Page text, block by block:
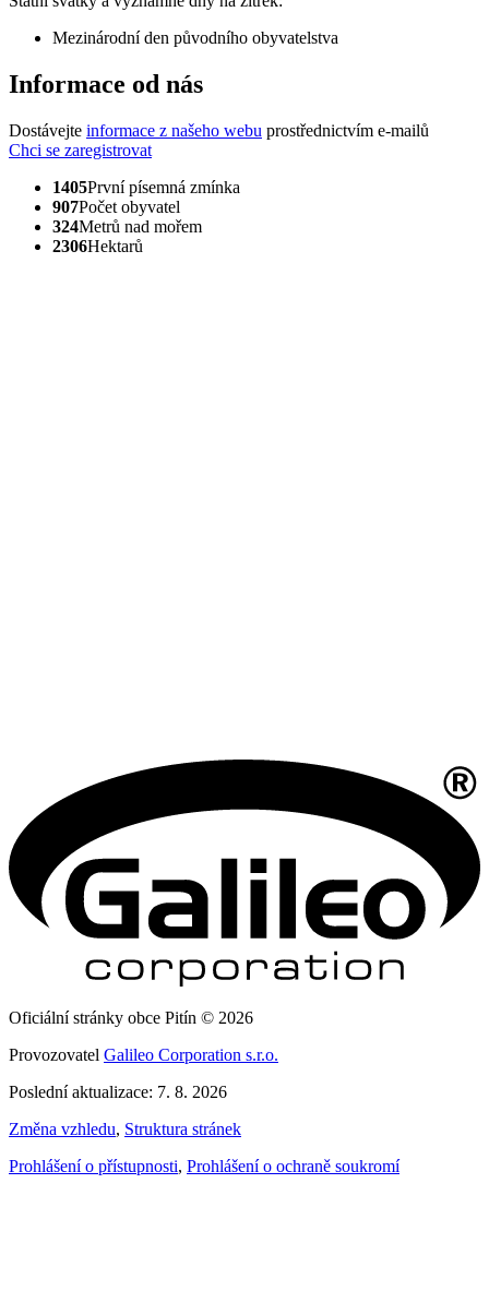
Mezinárodní den původního obyvatelstva
Informace od nás
Dostávejte informace z našeho webu prostřednictvím e-mailů
Chci se zaregistrovat
1405První písemná zmínka
907Počet obyvatel
324Metrů nad mořem
2306Hektarů
Oficiální stránky obce Pitín © 2026
Provozovatel Galileo Corporation s.r.o.
Poslední aktualizace: 7. 8. 2026
Změna vzhledu, Struktura stránek
Prohlášení o přístupnosti, Prohlášení o ochraně soukromí